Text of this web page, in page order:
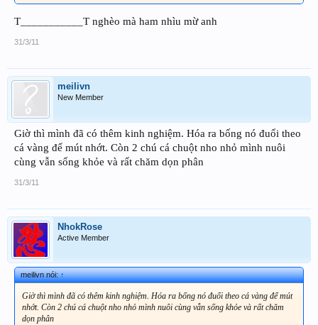
T___________T nghèo mà ham nhìu mừ anh
31/3/11
meilivn
New Member
Giờ thì mình đã có thêm kinh nghiệm. Hóa ra bống nó đuổi theo
cá vàng để mút nhớt. Còn 2 chú cá chuột nho nhỏ mình nuôi
cùng vẫn sống khỏe và rất chăm dọn phân
31/3/11
NhokRose
Active Member
meilivn nói:↑
Giờ thì mình đã có thêm kinh nghiệm. Hóa ra bống nó đuổi theo cá vàng để mút
nhớt. Còn 2 chú cá chuột nho nhỏ mình nuôi cùng vẫn sống khỏe và rất chăm
dọn phân